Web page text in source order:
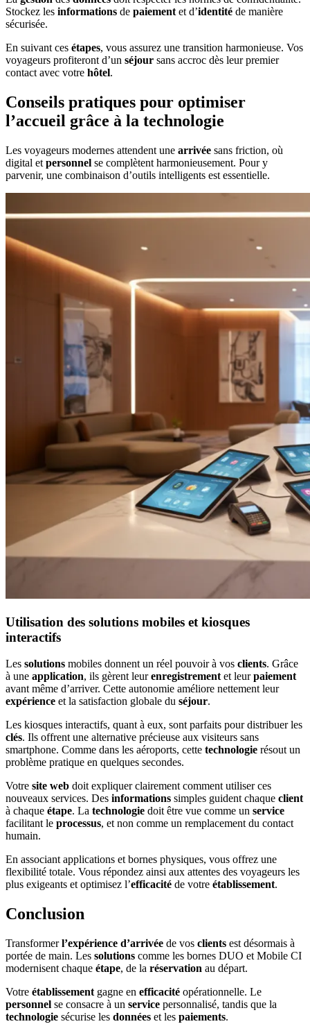
Stockez les informations de paiement et d’identité de manière
sécurisée.
En suivant ces étapes, vous assurez une transition harmonieuse. Vos
voyageurs profiteront d’un séjour sans accroc dès leur premier
contact avec votre hôtel.
Conseils pratiques pour optimiser
l’accueil grâce à la technologie
Les voyageurs modernes attendent une arrivée sans friction, où
digital et personnel se complètent harmonieusement. Pour y
parvenir, une combinaison d’outils intelligents est essentielle.
Utilisation des solutions mobiles et kiosques
interactifs
Les solutions mobiles donnent un réel pouvoir à vos clients. Grâce
à une application, ils gèrent leurenregistrement et leurpaiement
avant même d’arriver. Cette autonomie améliore nettement leur
expérience et la satisfaction globale du séjour.
Les kiosques interactifs, quant à eux, sont parfaits pour distribuer les
clés. Ils offrent une alternative précieuse aux visiteurs sans
smartphone. Comme dans les aéroports, cette technologie résout un
problème pratique en quelques secondes.
Votre site web doit expliquer clairement comment utiliser ces
nouveaux services. Des informations simples guident chaque client
à chaque étape. La technologie doit être vue comme un service
facilitant le processus, et non comme un remplacement du contact
humain.
En associant applications et bornes physiques, vous offrez une
flexibilité totale. Vous répondez ainsi aux attentes des voyageurs les
plus exigeants et optimisez l’efficacité de votre établissement.
Conclusion
Transformerl’expérience d’arrivée de vos clients est désormais à
portée de main. Les solutions comme les bornes DUO et Mobile CI
modernisent chaque étape, de la réservation au départ.
Votre établissement gagne en efficacité opérationnelle. Le
personnel se consacre à un service personnalisé, tandis que la
technologie sécurise les données et les paiements.